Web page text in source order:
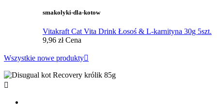
smakolyki-dla-kotow
Vitakraft Cat Vita Drink Łosoś & L-karnityna 30g 5szt.
9,96 zł Cena
Wszystkie nowe produkty
